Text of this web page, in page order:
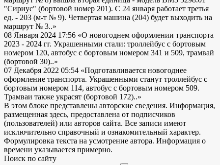
"Сириус" (бортовой номер 201). С 24 января работает третья
ед. - 203 (м-т № 9). Четвертая машина (204) будет выходить на
маршрут № 3..»
08 Января 2024 17:56 «О новогоднем оформлении транспорта
2023 - 2024 гг. Украшенными стали: троллейбус с бортовым
номером 120, автобус с бортовым номером 341 и 509, трамвай
(бортовой 30)..»
07 Декабря 2022 05:54 «Подготавливается новогоднее
оформление транспорта. Украшенными станут троллейбус с
бортовым номером 114, автобус с бортовым номером 509.
Трамваи также украсят (бортовой 172)..»
В этом блоке представлены авторские сведения. Информация,
размещенная здесь, предоставлена от подписчиков
(пользователей) или авторов сайта. Все записи имеют
исключительно справочный и ознакомительный характер.
Формулировка текста на усмотрение автора. Информация о
времени указывается примерно.
Поиск по сайту